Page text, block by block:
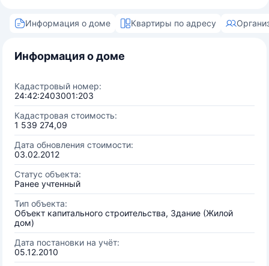
Информация о доме Квартиры по адресу
Информация о доме
Кадастровый номер:
24:42:2403001:203
Кадастровая стоимость:
1 539 274,09
Дата обновления стоимости:
03.02.2012
Статус объекта:
Ранее учтенный
Тип объекта:
Объект капитального строительства, Здание (Жилой
дом)
Дата постановки на учёт:
05.12.2010